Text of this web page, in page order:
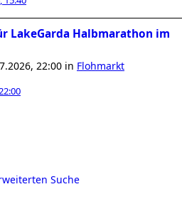
LakeGarda Halbmarathon im
22:00 in Flohmarkt
Suche